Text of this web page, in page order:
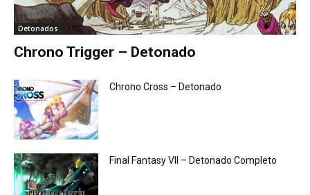
Detonados
Chrono Trigger – Detonado
Chrono Cross – Detonado
Final Fantasy VII – Detonado Completo